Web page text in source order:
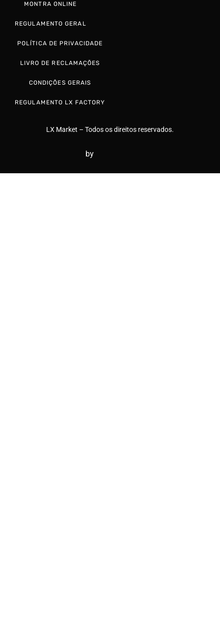
POLÍTICA DE PRIVACIDADE
LIVRO DE RECLAMAÇÕES
CONDIÇÕES GERAIS
REGULAMENTO LX FACTORY
MONTRA ONLINE
REGULAMENTO GERAL
LX Market – Todos os direitos reservados.
by